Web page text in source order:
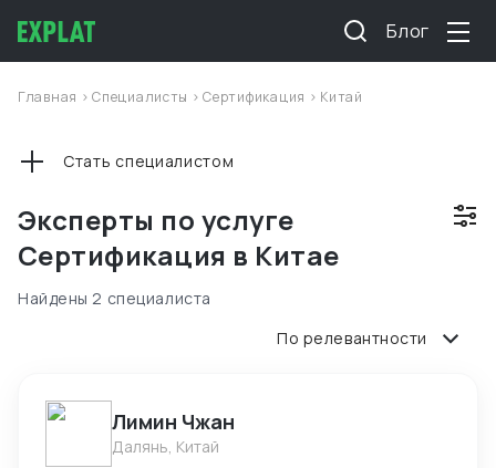
Блог
Главная >Специалисты >Сертификация > Китай
Эксперты по услуге
Сертификация в Китае
Стать специалистом
Найдены 2 специалиста
По релевантности
Лимин Чжан
Далянь, Китай